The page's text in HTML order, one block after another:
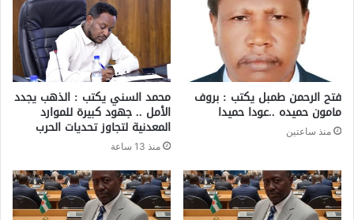
فتح الرحمن طمبل يكتب : بروف
مامون حميده ..عودا حميدا
منذ ساعتين
محمد السني يكتب : الذهب يجدد
الأمل .. جهود كبيرة للموارد
المعدنية لتجاوز تحديات الحرب
منذ 13 ساعة